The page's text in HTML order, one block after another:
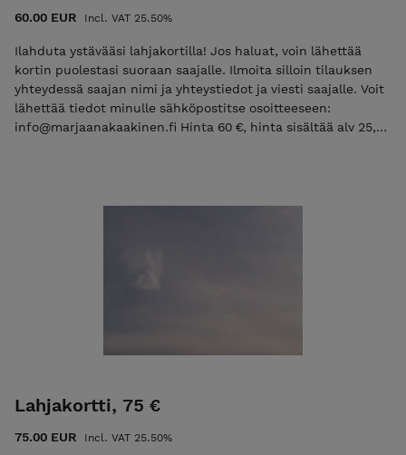
60.00 EUR Incl. VAT 25.50%
Ilahduta ystävääsi lahjakortilla! Jos haluat, voin lähettää
kortin puolestasi suoraan saajalle. Ilmoita silloin tilauksen
yhteydessä saajan nimi ja yhteystiedot ja viesti saajalle. Voit
lähettää tiedot minulle sähköpostitse osoitteeseen:
info@marjaanakaakinen.fi Hinta 60 €, hinta sisältää alv 25,5
Lahjakortti, 75 €
75.00 EUR Incl. VAT 25.50%